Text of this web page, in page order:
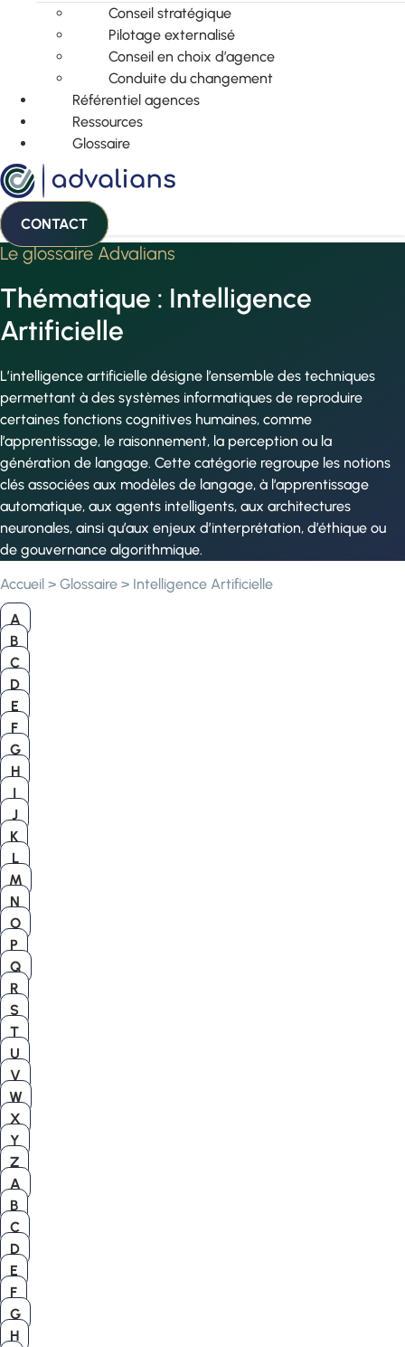
Conseil stratégique
Pilotage externalisé
Conseil en choix d’agence
Conduite du changement
Référentiel agences
Ressources
Glossaire
CONTACT
Le glossaire Advalians
Thématique : Intelligence
Artificielle
L’intelligence artificielle désigne l’ensemble des techniques
permettant à des systèmes informatiques de reproduire
certaines fonctions cognitives humaines, comme
l’apprentissage, le raisonnement, la perception ou la
génération de langage. Cette catégorie regroupe les notions
clés associées aux modèles de langage, à l’apprentissage
automatique, aux agents intelligents, aux architectures
neuronales, ainsi qu’aux enjeux d’interprétation, d’éthique ou
de gouvernance algorithmique.
Accueil > Glossaire > Intelligence Artificielle
A
B
C
D
E
F
G
H
I
J
K
L
M
N
O
P
Q
R
S
T
U
V
W
X
Y
Z
A
B
C
D
E
F
G
H